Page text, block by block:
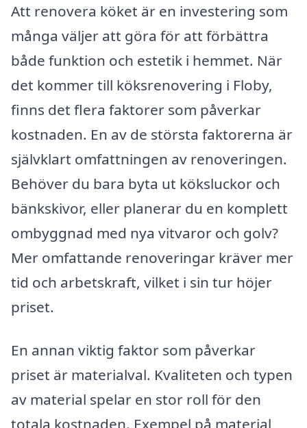
Att renovera köket är en investering som
många väljer att göra för att förbättra
både funktion och estetik i hemmet. När
det kommer till köksrenovering i Floby,
finns det flera faktorer som påverkar
kostnaden. En av de största faktorerna är
självklart omfattningen av renoveringen.
Behöver du bara byta ut köksluckor och
bänkskivor, eller planerar du en komplett
ombyggnad med nya vitvaror och golv?
Mer omfattande renoveringar kräver mer
tid och arbetskraft, vilket i sin tur höjer
priset.
En annan viktig faktor som påverkar
priset är materialval. Kvaliteten och typen
av material spelar en stor roll för den
totala kostnaden. Exempel på material